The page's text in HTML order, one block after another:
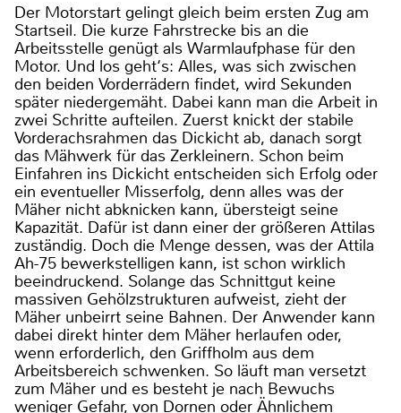
Der Motorstart gelingt gleich beim ersten Zug am
Startseil. Die kurze Fahrstrecke bis an die
Arbeitsstelle genügt als Warmlaufphase für den
Motor. Und los geht‘s: Alles, was sich zwischen
den beiden Vorderrädern findet, wird Sekunden
später niedergemäht. Dabei kann man die Arbeit in
zwei Schritte aufteilen. Zuerst knickt der stabile
Vorderachsrahmen das Dickicht ab, danach sorgt
das Mähwerk für das Zerkleinern. Schon beim
Einfahren ins Dickicht entscheiden sich Erfolg oder
ein eventueller Misserfolg, denn alles was der
Mäher nicht abknicken kann, übersteigt seine
Kapazität. Dafür ist dann einer der größeren Attilas
zuständig. Doch die Menge dessen, was der Attila
Ah-75 bewerkstelligen kann, ist schon wirklich
beeindruckend. Solange das Schnittgut keine
massiven Gehölzstrukturen aufweist, zieht der
Mäher unbeirrt seine Bahnen. Der Anwender kann
dabei direkt hinter dem Mäher herlaufen oder,
wenn erforderlich, den Griffholm aus dem
Arbeitsbereich schwenken. So läuft man versetzt
zum Mäher und es besteht je nach Bewuchs
weniger Gefahr, von Dornen oder Ähnlichem